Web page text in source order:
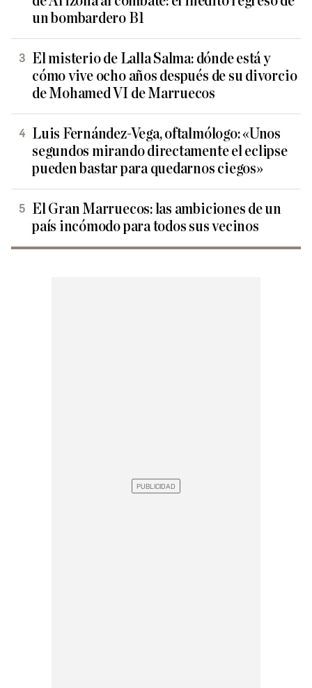
un bombardero B1
El misterio de Lalla Salma: dónde está y
cómo vive ocho años después de su divorcio
de Mohamed VI de Marruecos
Luis Fernández-Vega, oftalmólogo: «Unos
segundos mirando directamente el eclipse
pueden bastar para quedarnos ciegos»
El Gran Marruecos: las ambiciones de un
país incómodo para todos sus vecinos